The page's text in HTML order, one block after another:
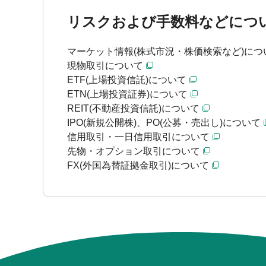
リスクおよび手数料などにつ
マーケット情報(株式市況・株価検索など)につ
現物取引について
ETF(上場投資信託)について
ETN(上場投資証券)について
REIT(不動産投資信託)について
IPO(新規公開株)、PO(公募・売出し)について
信用取引・一日信用取引について
先物・オプション取引について
FX(外国為替証拠金取引)について